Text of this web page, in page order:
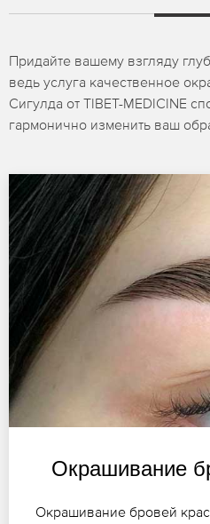
Придайте вашему взгляду
ведь услуга качественное
Сигулда от TIBET-MEDICINE
гармонично изменить ваш
Окрашивание
Окрашивание бровей